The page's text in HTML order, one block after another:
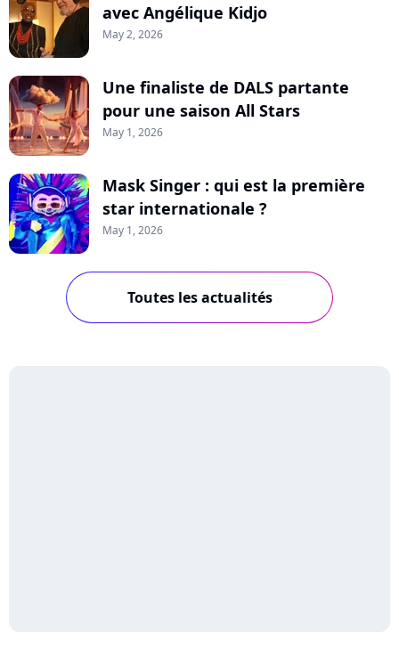
avec Angélique Kidjo
May 2, 2026
Une finaliste de DALS partante
pour une saison All Stars
May 1, 2026
Mask Singer : qui est la première
star internationale ?
May 1, 2026
Toutes les actualités